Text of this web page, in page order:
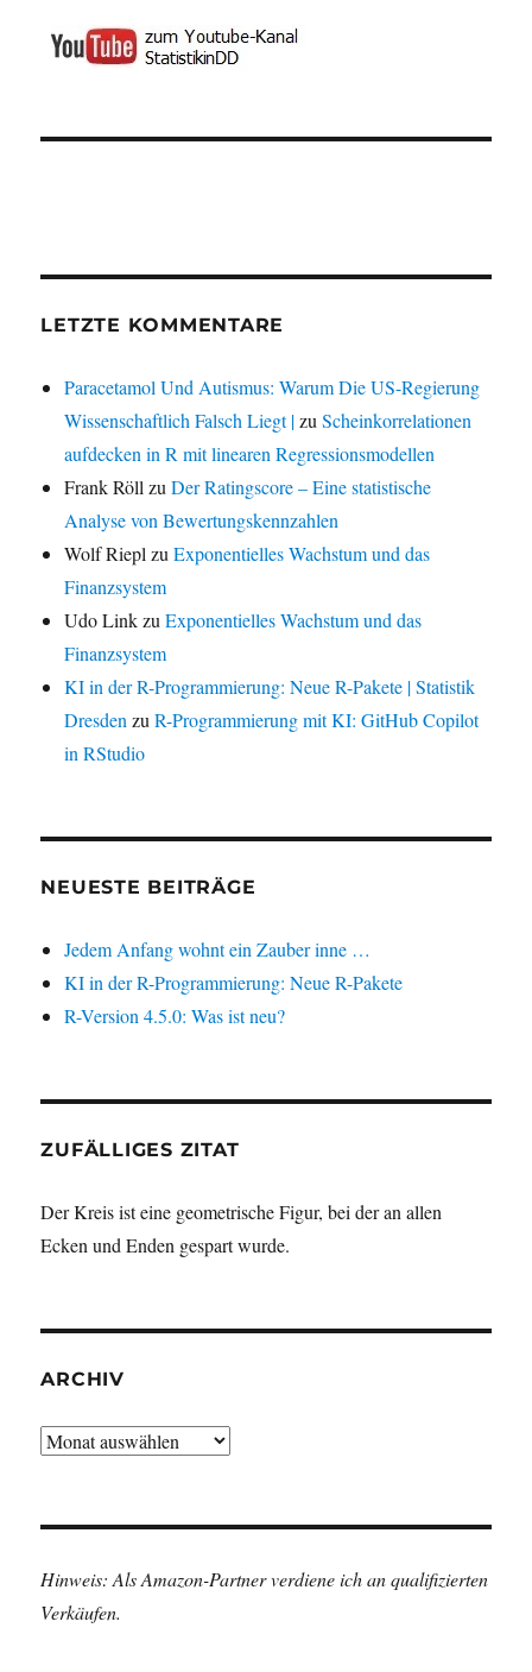
LETZTE KOMMENTARE
Paracetamol Und Autismus: Warum Die US-Regierung
Wissenschaftlich Falsch Liegt |zuScheinkorrelationen
aufdecken in R mit linearen Regressionsmodellen
Frank Röll zuDer Ratingscore – Eine statistische
Analyse von Bewertungskennzahlen
Wolf Riepl zuExponentielles Wachstum und das
Finanzsystem
Udo LinkzuExponentielles Wachstum und das
Finanzsystem
KI in der R-Programmierung: Neue R-Pakete | Statistik
Dresden zuR-Programmierung mit KI: GitHub Copilot
in RStudio
NEUESTE BEITRÄGE
Jedem Anfang wohnt ein Zauber inne …
KI in der R-Programmierung: Neue R-Pakete
R-Version 4.5.0: Was ist neu?
ZUFÄLLIGES ZITAT
Der Kreis ist eine geometrische Figur, bei der an allen
Ecken und Enden gespart wurde.
ARCHIV
Archiv
Hinweis: Als Amazon-Partner verdiene ich an qualifizierten
Verkäufen.